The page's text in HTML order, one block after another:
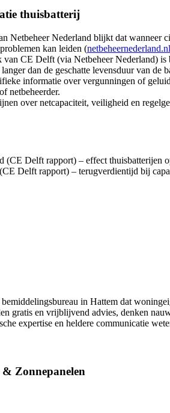
thuisbatterij
Netbeheer Nederland blijkt dat wanneer
kan leiden (netbeheernederland.nl
van CE Delft (via Netbeheer Nederland)
dan de geschatte levensduur van de
informatie over vergunningen of
netbeheerder.
over netcapaciteit, veiligheid en
(CE Delft rapport) – effect thuisbatterijen
Delft rapport) – terugverdientijd bij
in Hattem dat
gratis en vrijblijvend advies, denken
expertise en heldere communicatie
Zonnepanelen